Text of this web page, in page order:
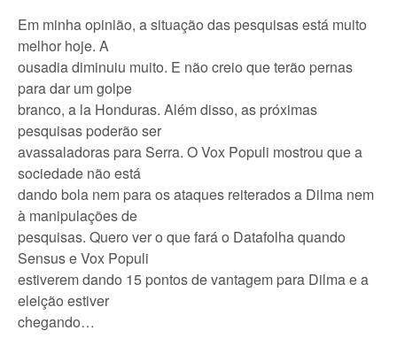
Em minha opinião, a situação das pesquisas está muito
melhor hoje. A
ousadia diminuiu muito. E não creio que terão pernas
para dar um golpe
branco, a la Honduras. Além disso, as próximas
pesquisas poderão ser
avassaladoras para Serra. O Vox Populi mostrou que a
sociedade não está
dando bola nem para os ataques reiterados a Dilma nem
à manipulações de
pesquisas. Quero ver o que fará o Datafolha quando
Sensus e Vox Populi
estiverem dando 15 pontos de vantagem para Dilma e a
eleição estiver
chegando…